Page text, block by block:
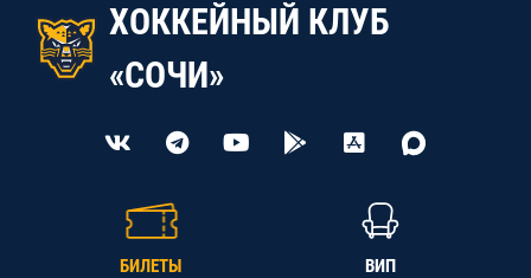
ХОККЕЙНЫЙ КЛУБ
«СОЧИ»
БИЛЕТЫ ВИП